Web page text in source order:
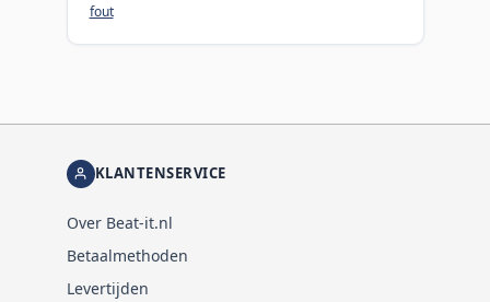
fout
KLANTENSERVICE
Over Beat-it.nl
Betaalmethoden
Levertijden